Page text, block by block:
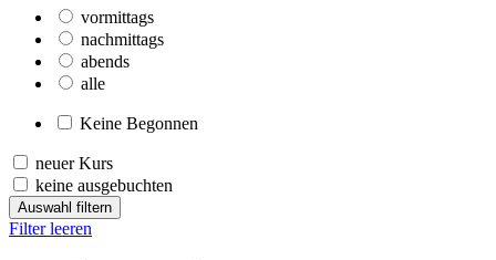
vormittags
nachmittags
abends
alle
Keine Begonnen
neuer Kurs
keine ausgebuchten
Auswahl filtern
Filter leeren